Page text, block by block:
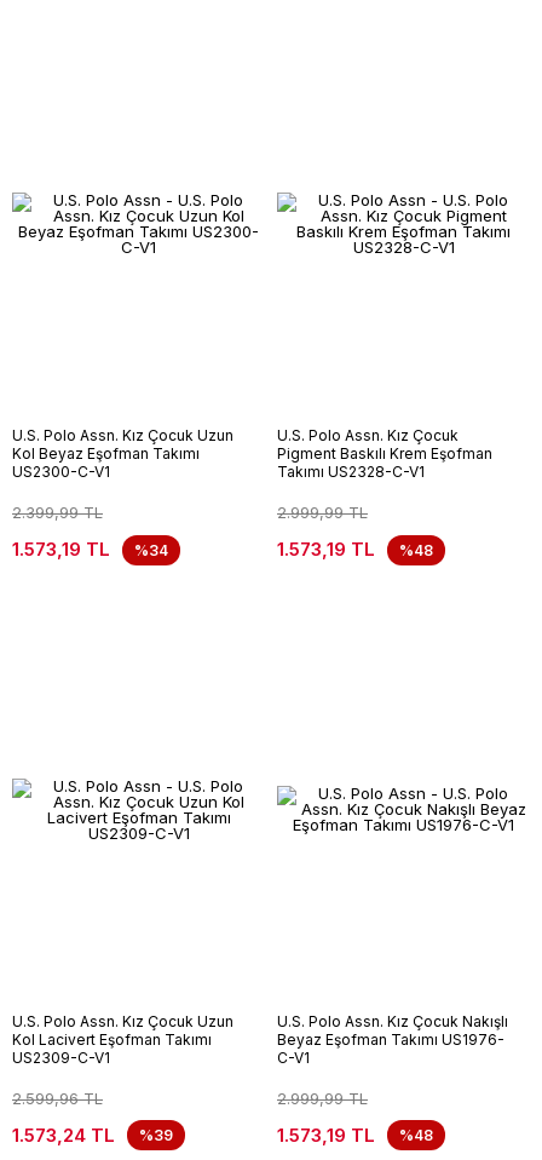
U.S. Polo Assn. Kız Çocuk Uzun
Kol Beyaz Eşofman Takımı
US2300-C-V1
2.399,99 TL
1.573,19 TL %34
U.S. Polo Assn. Kız Çocuk
Pigment Baskılı Krem Eşofman
Takımı US2328-C-V1
2.999,99 TL
1.573,19 TL %48
U.S. Polo Assn. Kız Çocuk Uzun
Kol Lacivert Eşofman Takımı
US2309-C-V1
2.599,96 TL
1.573,24 TL %39
U.S. Polo Assn. Kız Çocuk Nakışlı
Beyaz Eşofman Takımı US1976-
C-V1
2.999,99 TL
1.573,19 TL %48